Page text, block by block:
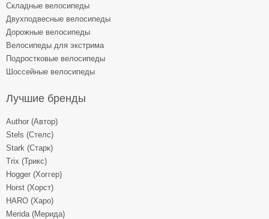
Складные велосипеды
Двухподвесные велосипеды
Дорожные велосипеды
Велосипеды для экстрима
Подростковые велосипеды
Шоссейные велосипеды
Лучшие бренды
Author (Автор)
Stels (Стелс)
Stark (Старк)
Trix (Трикс)
Hogger (Хоггер)
Horst (Хорст)
HARO (Харо)
Merida (Мерида)